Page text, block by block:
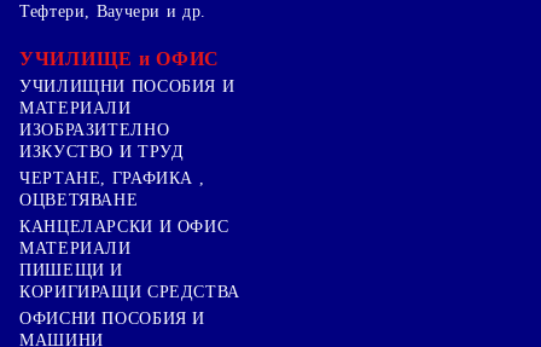
Тефтери, Ваучери и др.
УЧИЛИЩЕ и ОФИС
УЧИЛИЩНИ ПОСОБИЯ И
МАТЕРИАЛИ
ИЗОБРАЗИТЕЛНО
ИЗКУСТВО И ТРУД
ЧЕРТАНЕ, ГРАФИКА ,
ОЦВЕТЯВАНЕ
КАНЦЕЛАРСКИ И ОФИС
МАТЕРИАЛИ
ПИШЕЩИ И
КОРИГИРАЩИ СРЕДСТВА
ОФИСНИ ПОСОБИЯ И
МАШИНИ